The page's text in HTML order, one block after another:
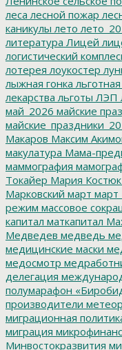
леса лесной пожар
каникулы лето
литература Лицей
логистический
лотерея лоукостер
лыжная гонка
лекарства льготы ЛЭП
май_2026 майские
Макаров Максим
макулатура Мама-
маммография
Токайер Мария Костюк
Марковский март
режим массовое
капитал маткапитал
Медведев медведь
медицинские маски
медосмотр
делегация
полумарафон
производители
миграционная
миграция
Минвостокразвития